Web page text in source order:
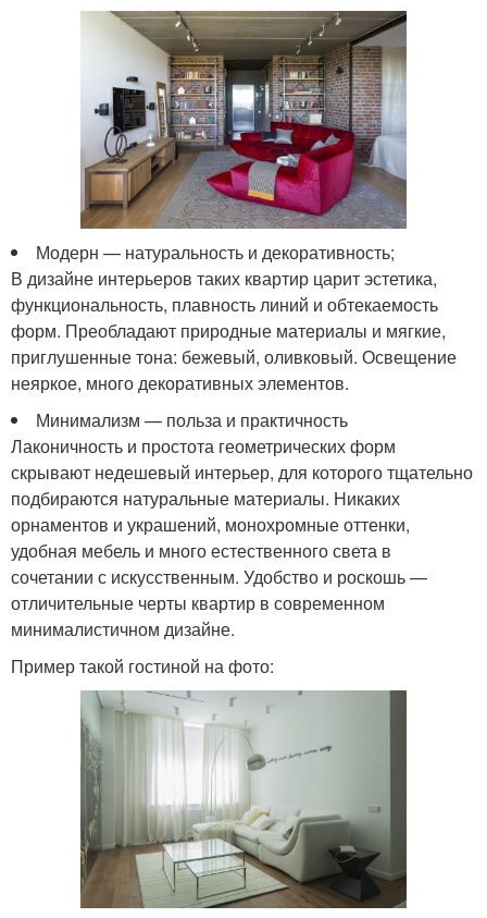
Модерн — натуральность и декоративность;
В дизайне интерьеров таких квартир царит эстетика,
функциональность, плавность линий и обтекаемость
форм. Преобладают природные материалы и мягкие,
приглушенные тона: бежевый, оливковый. Освещение
неяркое, много декоративных элементов.
Минимализм — польза и практичность
Лаконичность и простота геометрических форм
скрывают недешевый интерьер, для которого тщательно
подбираются натуральные материалы. Никаких
орнаментов и украшений, монохромные оттенки,
удобная мебель и много естественного света в
сочетании с искусственным. Удобство и роскошь —
отличительные черты квартир в современном
минималистичном дизайне.
Пример такой гостиной на фото: